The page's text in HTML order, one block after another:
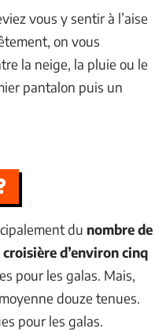
vous y sentir à l’aise
on vous
la neige, la pluie ou le
pantalon puis un
du nombre de
croisière d’environ cinq
pour les galas. Mais,
douze tenues.
pour les galas.